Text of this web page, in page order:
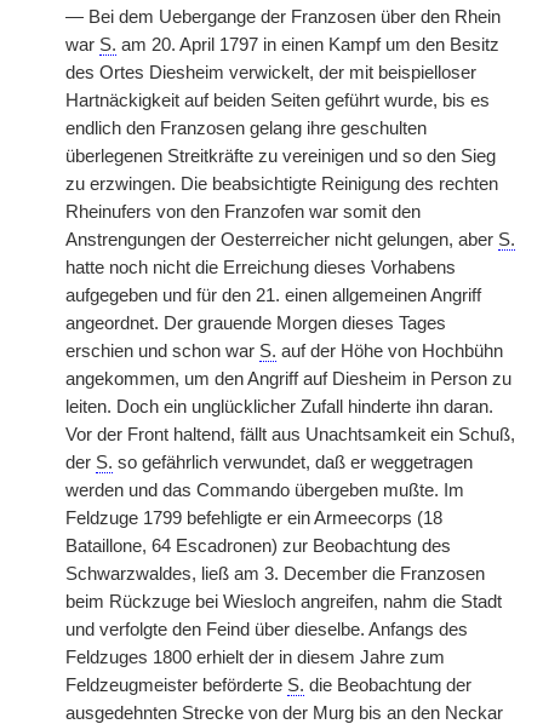
— Bei dem Uebergange der Franzosen über den Rhein
war S. am 20. April 1797 in einen Kampf um den Besitz
des Ortes Diesheim verwickelt, der mit beispielloser
Hartnäckigkeit auf beiden Seiten geführt wurde, bis es
endlich den Franzosen gelang ihre geschulten
überlegenen Streitkräfte zu vereinigen und so den Sieg
zu erzwingen. Die beabsichtigte Reinigung des rechten
Rheinufers von den Franzofen war somit den
Anstrengungen der Oesterreicher nicht gelungen, aber S.
hatte noch nicht die Erreichung dieses Vorhabens
aufgegeben und für den 21. einen allgemeinen Angriff
angeordnet. Der grauende Morgen dieses Tages
erschien und schon war S. auf der Höhe von Hochbühn
angekommen, um den Angriff auf Diesheim in Person zu
leiten. Doch ein unglücklicher Zufall hinderte ihn daran.
Vor der Front haltend, fällt aus Unachtsamkeit ein Schuß,
der S. so gefährlich verwundet, daß er weggetragen
werden und das Commando übergeben mußte. Im
Feldzuge 1799 befehligte er ein Armeecorps (18
Bataillone, 64 Escadronen) zur Beobachtung des
Schwarzwaldes, ließ am 3. December die Franzosen
beim Rückzuge bei Wiesloch angreifen, nahm die Stadt
und verfolgte den Feind über dieselbe. Anfangs des
Feldzuges 1800 erhielt der in diesem Jahre zum
Feldzeugmeister beförderte S. die Beobachtung der
ausgedehnten Strecke von der Murg bis an den Neckar